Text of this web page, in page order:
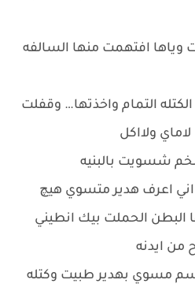
افتهمت منها السالفه
التمام واخذتها… وقفلت
ولااكل
شسويت بالبنيه
اعرف هدير متسوي هيچ
البطن الحملت بيك انطيني
من ايدنه
مسوي بهدير طبيت وكتله